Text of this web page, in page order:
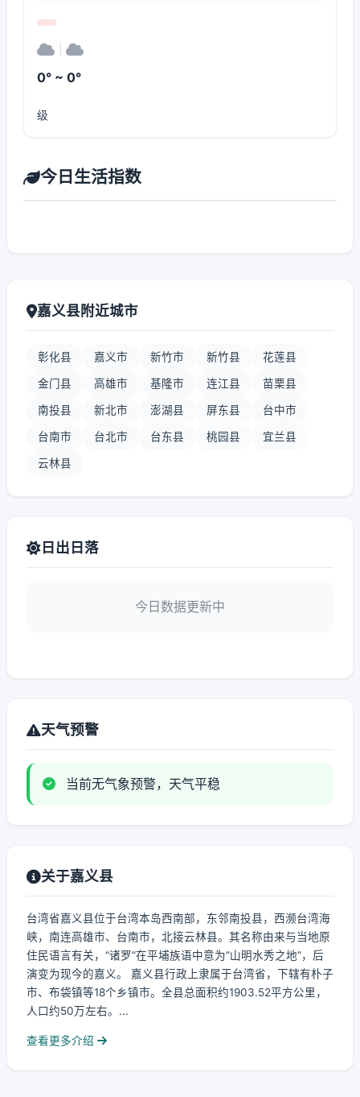
0° ~ 0°
级
今日生活指数
嘉义县附近城市
彰化县 嘉义市 新竹市 新竹县 花莲县
金门县 高雄市 基隆市 连江县 苗栗县
南投县 新北市 澎湖县 屏东县 台中市
台南市 台北市 台东县 桃园县 宜兰县
云林县
日出日落
今日数据更新中
天气预警
当前无气象预警，天气平稳
关于嘉义县
台湾省嘉义县位于台湾本岛西南部，东邻南投县，西濒台湾海
峡，南连高雄市、台南市，北接云林县。其名称由来与当地原
住民语言有关，“诸罗”在平埔族语中意为“山明水秀之地”，后
演变为现今的嘉义。 嘉义县行政上隶属于台湾省，下辖有朴子
市、布袋镇等18个乡镇市。全县总面积约1903.52平方公里，
人口约50万左右。...
查看更多介绍